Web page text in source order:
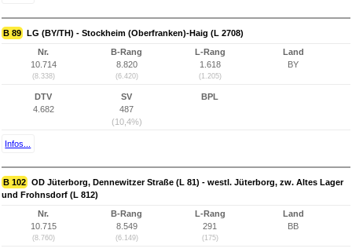
B 89 LG (BY/TH) - Stockheim (Oberfranken)-Haig (L 2708)
Nr.
10.714
(8.338)
B-Rang
8.820
(6.420)
L-Rang
1.618
(1.205)
Land
BY
DTV
4.682
SV
487
(10,4%)
BPL
Infos...
B 102 OD Jüterborg, Dennewitzer Straße (L 81) - westl. Jüterborg, zw. Altes Lager
und Frohnsdorf (L 812)
Nr.
10.715
(8.760)
B-Rang
8.549
(6.149)
L-Rang
291
(175)
Land
BB